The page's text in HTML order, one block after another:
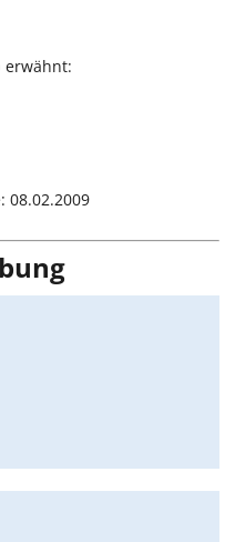
erwähnt:
08.02.2009